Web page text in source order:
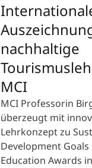
nachhaltige
MCI
MCI Professorin
überzeugt mit
Lehrkonzept zu
Development Goals
Education Awards